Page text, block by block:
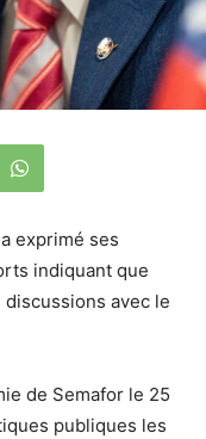
exprimé ses
indiquant que
discussions avec le
de Semafor le 25
publiques les